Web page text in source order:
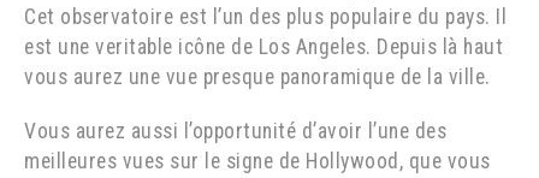
Cet observatoire est l’un des plus populaire du pays. Il
est une veritable icône de Los Angeles. Depuis là haut
vous aurez une vue presque panoramique de la ville.
Vous aurez aussi l’opportunité d’avoir l’une des
meilleures vues sur le signe de Hollywood, que vous